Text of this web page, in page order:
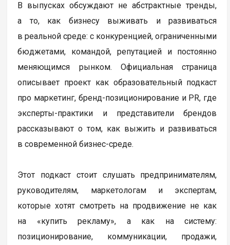
В выпусках обсуждают не абстрактные тренды,
а то, как бизнесу выживать и развиваться
в реальной среде: с конкуренцией, ограниченными
бюджетами, командой, репутацией и постоянно
меняющимся рынком. Официальная страница
описывает проект как образовательный подкаст
про маркетинг, бренд-позиционирование и PR, где
эксперты-практики и представители брендов
рассказывают о том, как выжить и развиваться
в современной бизнес-среде.
Этот подкаст стоит слушать предпринимателям,
руководителям, маркетологам и экспертам,
которые хотят смотреть на продвижение не как
на «купить рекламу», а как на систему:
позиционирование, коммуникации, продажи,